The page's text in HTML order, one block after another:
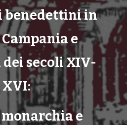
benedettini in
e
secoli XIV-
XVI:
e